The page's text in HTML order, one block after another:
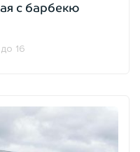
с барбекю
до 16